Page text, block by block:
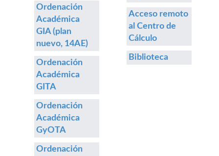
Ordenación
Académica
GIA (plan
nuevo, 14AE)
Ordenación
Académica
GITA
Ordenación
Académica
GyOTA
Ordenación
Acceso remoto
al Centro de
Cálculo
Biblioteca